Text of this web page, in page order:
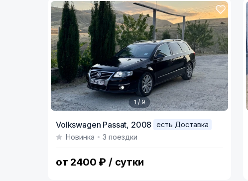
of
1 / 9
Volkswagen Passat, 2008
есть Доставка
Новинка
3 поездки
от 2400 ₽ / сутки